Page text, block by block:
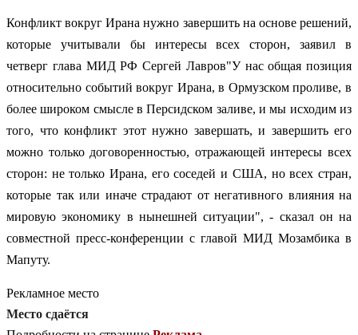
Конфликт вокруг Ирана нужно завершить на основе решений,
которые учитывали бы интересы всех сторон, заявил в
четверг глава МИД РФ Сергей Лавров"У нас общая позиция
относительно событий вокруг Ирана, в Ормузском проливе, в
более широком смысле в Персидском заливе, и мы исходим из
того, что конфликт этот нужно завершать, и завершить его
можно только договоренностью, отражающей интересы всех
сторон: не только Ирана, его соседей и США, но всех стран,
которые так или иначе страдают от негативного влияния на
мировую экономику в нынешней ситуации", - сказал он на
совместной пресс-конференции с главой МИД Мозамбика в
Мапуту.
Рекламное место
Место сдаётся